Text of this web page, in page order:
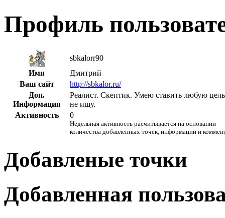
Профиль
sbkalorr90
Имя
Дмитрий
Ваш сайт
http://sbkalor.ru/
Доп.
Информация
Реалист. Скептик. Умею ставить любую
не ищу.
Активность
0
Недельная активность расчитывается на основании
количества добавленных точек, информации и
Добавленые точки
Добавленная